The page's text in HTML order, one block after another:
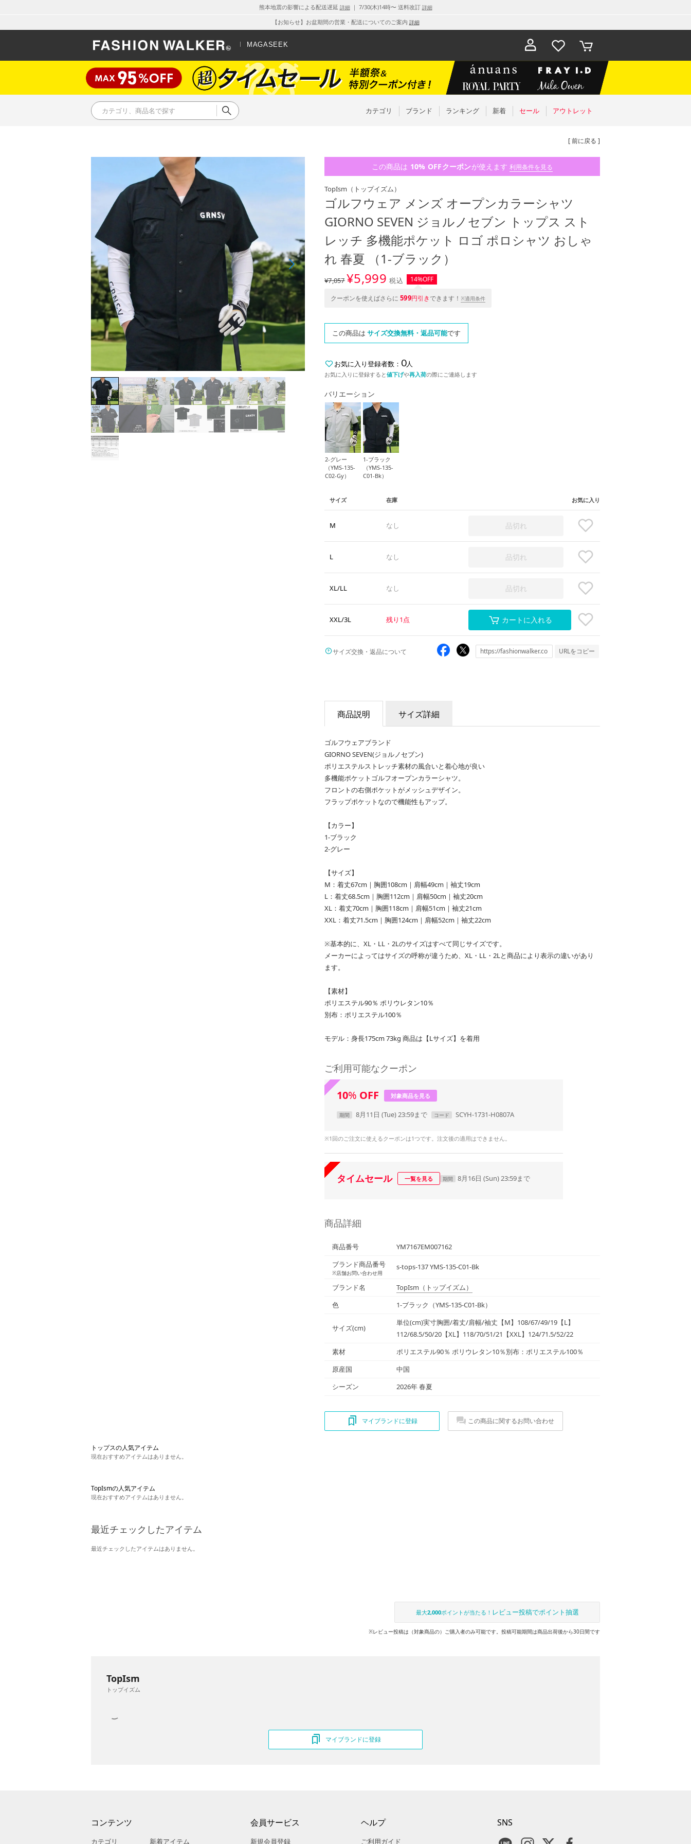
熊本地震の影響による配送遅延 詳細｜ 7/30(木)14時〜 送料改訂 詳細
【お知らせ】お盆期間の営業・配送についてのご案内 詳細
MAGASEEK
お気に入
り
カート
カテゴリ ブランド ランキング 新着 セール アウトレット
[ 前に戻る ]
この商品は 10% OFFクーポンが使えます 利用条件を見る
TopIsm （トップイズム）
ゴルフウェア メンズ オープンカラーシャツ
GIORNO SEVEN ジョルノセブン トップス スト
レッチ 多機能ポケット ロゴ ポロシャツ おしゃ
れ 春夏 （1-ブラック）
¥7,057¥5,999 税込 14%OFF
クーポンを使えばさらに 599円引きできます！ ※適用条件
この商品は サイズ交換無料・返品可能です
お気に入り登録者数： 0人
お気に入りに登録すると値下げや再入荷の際にご連絡します
バリエーション
2-グレー
（YMS-135-
C02-Gy）
1-ブラック
（YMS-135-
C01-Bk）
サイズ 在庫 お気に入り
M なし 品切れ
L なし 品切れ
XL/LL なし 品切れ
XXL/3L 残り1点 カートに入れる
サイズ交換・返品について URLをコピー
商品説明 サイズ詳細
ゴルフウェアブランド
GIORNO SEVEN(ジョルノセブン)
ポリエステルストレッチ素材の風合いと着心地が良い
多機能ポケットゴルフオープンカラーシャツ。
フロントの右側ポケットがメッシュデザイン。
フラップポケットなので機能性もアップ。
【カラー】
1-ブラック
2-グレー
【サイズ】
M：着丈67cm｜胸囲108cm｜肩幅49cm｜袖丈19cm
L：着丈68.5cm｜胸囲112cm｜肩幅50cm｜袖丈20cm
XL：着丈70cm｜胸囲118cm｜肩幅51cm｜袖丈21cm
XXL：着丈71.5cm｜胸囲124cm｜肩幅52cm｜袖丈22cm
※基本的に、XL・LL・2Lのサイズはすべて同じサイズです。
メーカーによってはサイズの呼称が違うため、XL・LL・2Lと商品により表示の違いがあり
ます。
【素材】
ポリエステル90％ ポリウレタン10％
別布：ポリエステル100％
モデル：身長175cm 73kg 商品は【Lサイズ】を着用
ご利用可能なクーポン
10% OFF 対象商品を見る
期間 8月11日 (Tue) 23:59まで コード SCYH-1731-H0807A
※1回のご注文に使えるクーポンは1つです。注文後の適用はできません。
タイムセール 一覧を見る 期間 8月16日 (Sun) 23:59まで
商品詳細
商品番号
YM7167EM007162
ブランド商品番号
※店舗お問い合わせ用
s-tops-137 YMS-135-C01-Bk
ブランド名 TopIsm （トップイズム）
色
1-ブラック（YMS-135-C01-Bk）
サイズ(cm)
単位(cm)実寸胸囲/着丈/肩幅/袖丈【M】108/67/49/19【L】
112/68.5/50/20【XL】118/70/51/21【XXL】124/71.5/52/22
素材
ポリエステル90％ ポリウレタン10％別布：ポリエステル100％
原産国
中国
シーズン
2026年 春夏
マイブランドに登録 この商品に関するお問い合わせ
トップスの人気アイテム
現在おすすめアイテムはありません。
TopIsmの人気アイテム
現在おすすめアイテムはありません。
最近チェックしたアイテム
最近チェックしたアイテムはありません。
最大2,000ポイントが当たる！ レビュー投稿でポイント抽選
※レビュー投稿は（対象商品の）ご購入者のみ可能です。投稿可能期間は商品出荷後から30日間です
TopIsm
トップイズム
マイブランドに登録
コンテンツ
カテゴリ 新着アイテム
会員サービス
新規会員登録
ヘルプ
ご利用ガイド
SNS